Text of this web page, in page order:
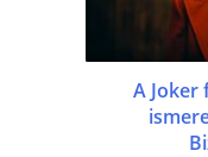
A Joker